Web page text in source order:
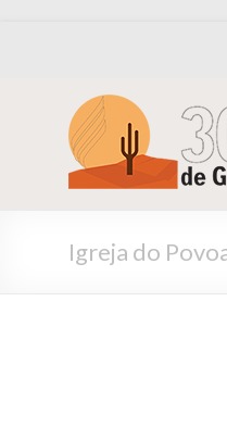
Igreja do